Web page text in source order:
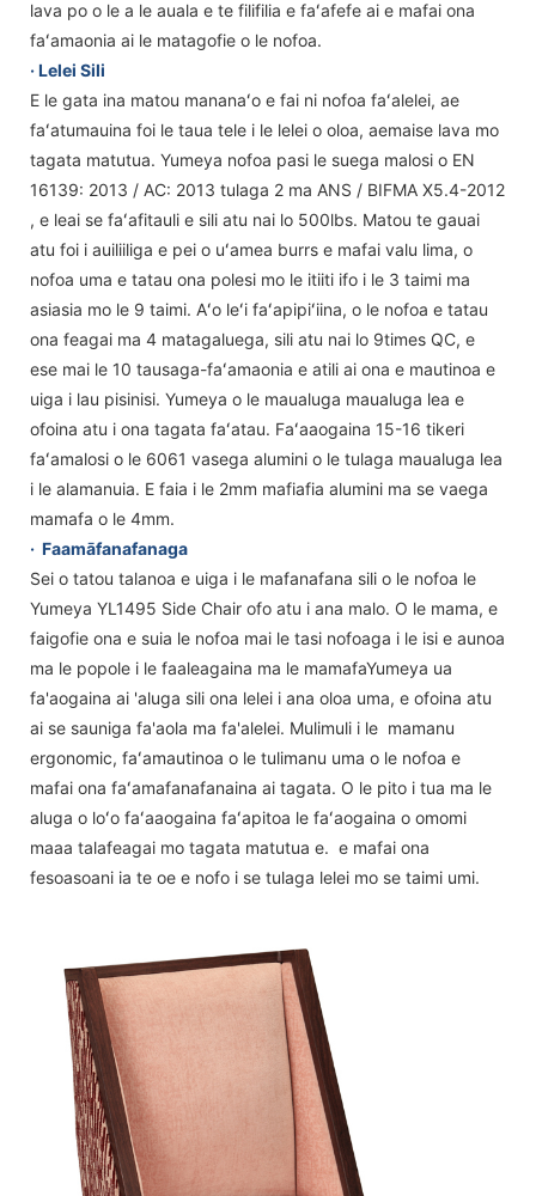
lava po o le a le auala e te filifilia e faʻafefe ai e mafai ona
faʻamaonia ai le matagofie o le nofoa.
· Lelei Sili
E le gata ina matou mananaʻo e fai ni nofoa faʻalelei, ae
faʻatumauina foi le taua tele i le lelei o oloa, aemaise lava mo
tagata matutua. Yumeya nofoa pasi le suega malosi o EN
16139: 2013 / AC: 2013 tulaga 2 ma ANS / BIFMA X5.4-2012
, e leai se faʻafitauli e sili atu nai lo 500lbs. Matou te gauai
atu foi i auiliiliga e pei o uʻamea burrs e mafai valu lima, o
nofoa uma e tatau ona polesi mo le itiiti ifo i le 3 taimi ma
asiasia mo le 9 taimi. Aʻo leʻi faʻapipiʻiina, o le nofoa e tatau
ona feagai ma 4 matagaluega, sili atu nai lo 9times QC, e
ese mai le 10 tausaga-faʻamaonia e atili ai ona e mautinoa e
uiga i lau pisinisi. Yumeya o le maualuga maualuga lea e
ofoina atu i ona tagata faʻatau. Faʻaaogaina 15-16 tikeri
faʻamalosi o le 6061 vasega alumini o le tulaga maualuga lea
i le alamanuia. E faia i le 2mm mafiafia alumini ma se vaega
mamafa o le 4mm.
· Faamāfanafanaga
Sei o tatou talanoa e uiga i le mafanafana sili o le nofoa le
Yumeya YL1495 Side Chair ofo atu i ana malo. O le mama, e
faigofie ona e suia le nofoa mai le tasi nofoaga i le isi e aunoa
ma le popole i le faaleagaina ma le mamafaYumeya ua
fa'aogaina ai 'aluga sili ona lelei i ana oloa uma, e ofoina atu
ai se sauniga fa'aola ma fa'alelei. Mulimuli i le mamanu
ergonomic, faʻamautinoa o le tulimanu uma o le nofoa e
mafai ona faʻamafanafanaina ai tagata. O le pito i tua ma le
aluga o loʻo faʻaaogaina faʻapitoa le faʻaogaina o omomi
maaa talafeagai mo tagata matutua e. e mafai ona
fesoasoani ia te oe e nofo i se tulaga lelei mo se taimi umi.